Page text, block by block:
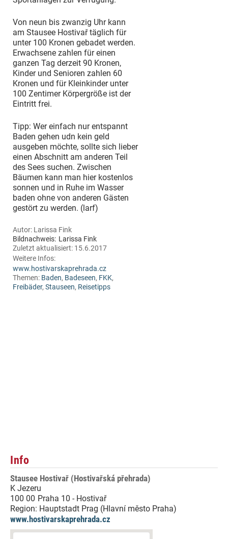
Von neun bis zwanzig Uhr kann
am Stausee Hostivař täglich für
unter 100 Kronen gebadet werden.
Erwachsene zahlen für einen
ganzen Tag derzeit 90 Kronen,
Kinder und Senioren zahlen 60
Kronen und für Kleinkinder unter
100 Zentimer Körpergröße ist der
Eintritt frei.
Tipp: Wer einfach nur entspannt
Baden gehen udn kein geld
ausgeben möchte, sollte sich lieber
einen Abschnitt am anderen Teil
des Sees suchen. Zwischen
Bäumen kann man hier kostenlos
sonnen und in Ruhe im Wasser
baden ohne von anderen Gästen
gestört zu werden. (larf)
Autor: Larissa Fink
Bildnachweis: Larissa Fink
Zuletzt aktualisiert: 15.6.2017
Weitere Infos:
www.hostivarskaprehrada.cz
Themen: Baden, Badeseen, FKK,
Freibäder, Stauseen, Reisetipps
Info
Stausee Hostivař (Hostivařská přehrada)
K Jezeru
100 00 Praha 10 - Hostivař
Region: Hauptstadt Prag (Hlavní město Praha)
www.hostivarskaprehrada.cz